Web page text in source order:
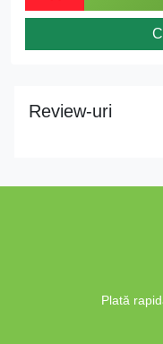
Review-uri
Plată